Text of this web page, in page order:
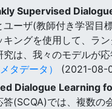
Supervised
ユーザ(教師付き学習目
キングを使用して、ラ
究は、我々のモデルが
タデータ）
(2021-08-
Dialogue Learning
答(SCQA)では、複数の